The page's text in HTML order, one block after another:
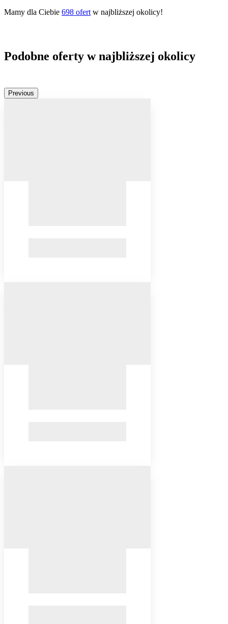
Mamy dla Ciebie 698 ofert w najbliższej okolicy!
Podobne oferty w najbliższej okolicy
Previous